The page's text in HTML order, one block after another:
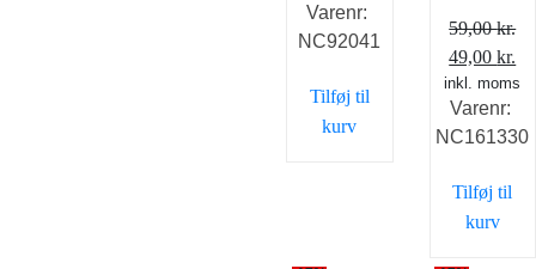
pris
var:
er:
20,00 kr..
Varenr:
NC92041
Tilføj til
kurv
59,00kr.
Den
pris
var:
49,00kr.
er:
inkl. moms
Varenr:
NC161330
Tilføj til
kurv